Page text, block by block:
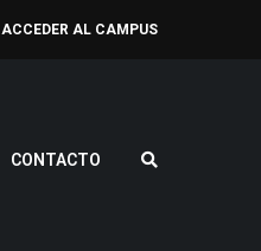
ACCEDER AL CAMPUS
CONTACTO